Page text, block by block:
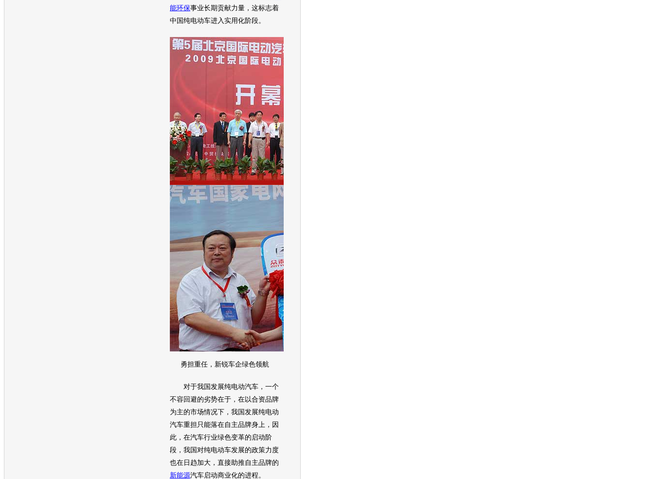
能环保事业长期贡献力量，这标志着
中国纯电动车进入实用化阶段。
勇担重任，新锐车企绿色领航
对于我国发展纯电动汽车 ，一个
不容回避的劣势在于，在以合资品牌
为主的市场情况下，我国发展纯电动
汽车重担只能落在自主品牌身上，因
此，在汽车行业绿色变革的启动阶
段，我国对纯电动车发展的政策力度
也在日趋加大，直接助推自主品牌的
新能源汽车启动商业化的进程。